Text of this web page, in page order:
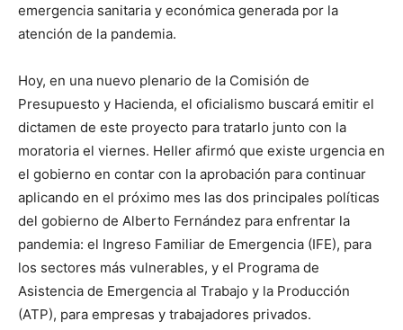
emergencia sanitaria y económica generada por la
atención de la pandemia.
Hoy, en una nuevo plenario de la Comisión de
Presupuesto y Hacienda, el oficialismo buscará emitir el
dictamen de este proyecto para tratarlo junto con la
moratoria el viernes. Heller afirmó que existe urgencia en
el gobierno en contar con la aprobación para continuar
aplicando en el próximo mes las dos principales políticas
del gobierno de Alberto Fernández para enfrentar la
pandemia: el Ingreso Familiar de Emergencia (IFE), para
los sectores más vulnerables, y el Programa de
Asistencia de Emergencia al Trabajo y la Producción
(ATP), para empresas y trabajadores privados.